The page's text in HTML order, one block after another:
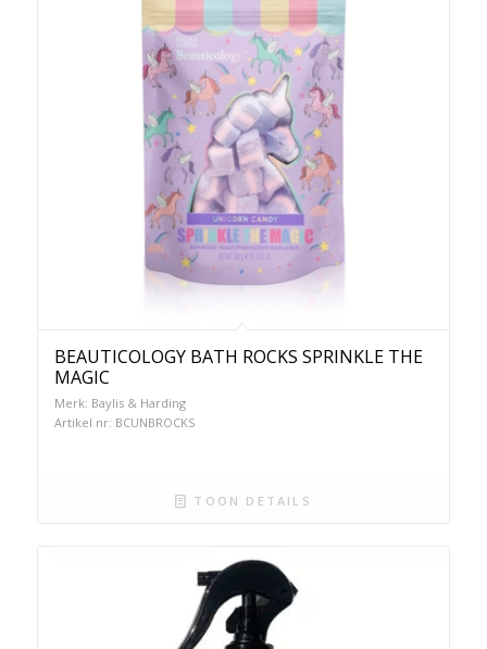
BEAUTICOLOGY BATH ROCKS SPRINKLE THE
MAGIC
Merk: Baylis & Harding
Artikel nr: BCUNBROCKS
TOON DETAILS